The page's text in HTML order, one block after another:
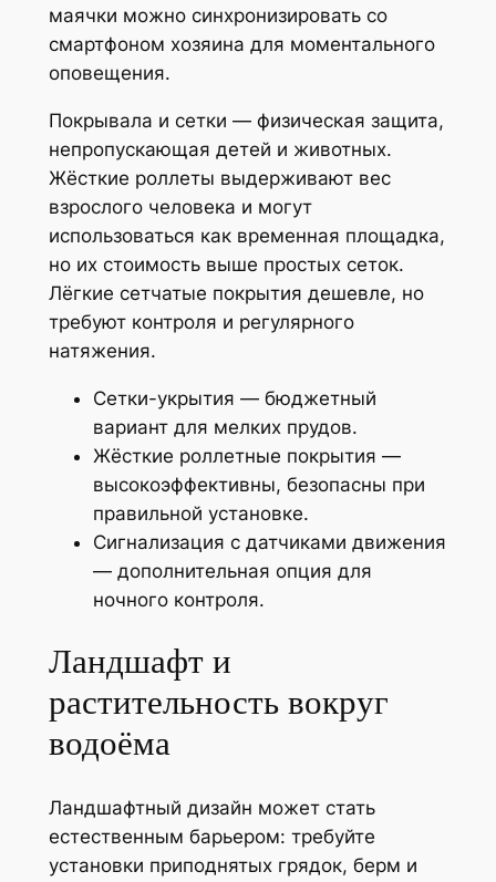
маячки можно синхронизировать со
смартфоном хозяина для моментального
оповещения.
Покрывала и сетки — физическая защита,
непропускающая детей и животных.
Жёсткие роллеты выдерживают вес
взрослого человека и могут
использоваться как временная площадка,
но их стоимость выше простых сеток.
Лёгкие сетчатые покрытия дешевле, но
требуют контроля и регулярного
натяжения.
Сетки-укрытия — бюджетный
вариант для мелких прудов.
Жёсткие роллетные покрытия —
высокоэффективны, безопасны при
правильной установке.
Сигнализация с датчиками движения
— дополнительная опция для
ночного контроля.
Ландшафт и
растительность вокруг
водоёма
Ландшафтный дизайн может стать
естественным барьером: требуйте
установки приподнятых грядок, берм и